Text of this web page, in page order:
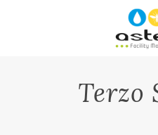
Terzo